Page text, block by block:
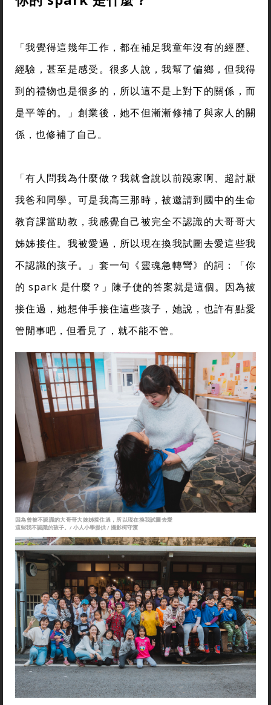
「我覺得這幾年工作，都在補足我童年沒有的經歷、
經驗，甚至是感受。很多人說，我幫了偏鄉，但我得
到的禮物也是很多的，所以這不是上對下的關係，而
是平等的。」創業後，她不但漸漸修補了與家人的關
係，也修補了自己。
「有人問我為什麼做？我就會說以前蹺家啊、超討厭
我爸和同學。可是我高三那時，被邀請到國中的生命
教育課當助教，我感覺自己被完全不認識的大哥哥大
姊姊接住。我被愛過，所以現在換我試圖去愛這些我
不認識的孩子。」套一句《靈魂急轉彎》的詞：「你
的 spark 是什麼？」陳子倢的答案就是這個。因為被
接住過，她想伸手接住這些孩子，她說，也許有點愛
管閒事吧，但看見了，就不能不管。
因為曾被不認識的大哥哥大姊姊接住過，所以現在換我試圖去愛
這些我不認識的孩子。/ 小人小學提供 / 攝影柯守濱